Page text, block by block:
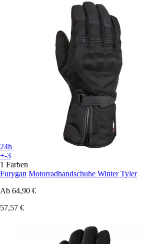
24h
+-3
1 Farben
Furygan Motorradhandschuhe Winter Tyler
Ab 64,90 €
57,57 €